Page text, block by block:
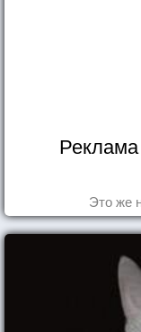
Реклама
Это же